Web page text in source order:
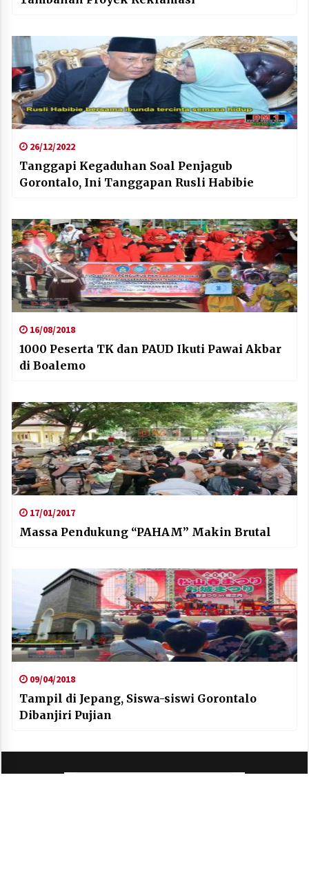
26/12/2022
Tanggapi Kegaduhan Soal Penjagub
Gorontalo, Ini Tanggapan Rusli Habibie
16/08/2018
1000 Peserta TK dan PAUD Ikuti Pawai Akbar
di Boalemo
17/01/2017
Massa Pendukung “PAHAM” Makin Brutal
09/04/2018
Tampil di Jepang, Siswa-siswi Gorontalo
Dibanjiri Pujian